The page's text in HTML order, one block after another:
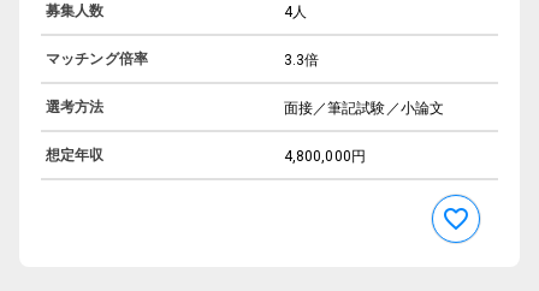
募集人数 4人
マッチング倍率 3.3倍
選考方法 面接／筆記試験／小論文
想定年収 4,800,000円